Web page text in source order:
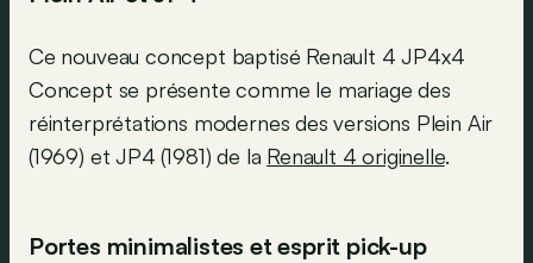
Ce nouveau concept baptisé Renault 4 JP4x4
Concept se présente comme le mariage des
réinterprétations modernes des versions Plein Air
(1969) et JP4 (1981) de la Renault 4 originelle.
Portes minimalistes et esprit pick-up